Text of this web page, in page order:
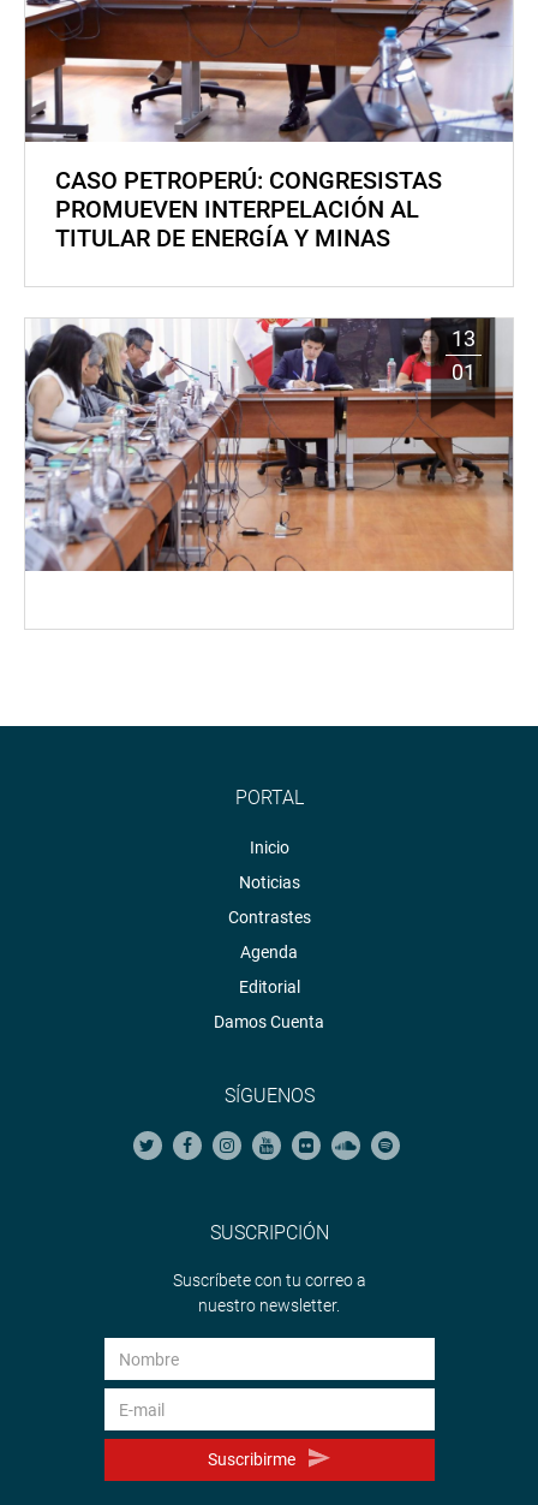
CASO PETROPERÚ: CONGRESISTAS
PROMUEVEN INTERPELACIÓN AL
TITULAR DE ENERGÍA Y MINAS
13
01
PORTAL
Inicio
Noticias
Contrastes
Agenda
Editorial
Damos Cuenta
SÍGUENOS
SUSCRIPCIÓN
Suscríbete con tu correo a
nuestro newsletter.
Suscribirme